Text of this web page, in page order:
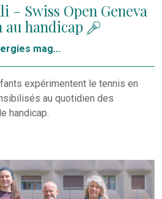
– Swiss Open Geneva
handicap
mag...
expérimentent le tennis en
au quotidien des
handicap.